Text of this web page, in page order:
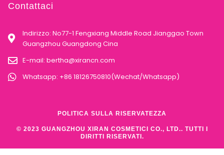
Contattaci
Indirizzo: No77-1 Fengxiang Middle Road Jianggao Town
Guangzhou Guangdong Cina
E-mail: bertha@xirancn.com
Whatsapp: +86 18126750810(Wechat/Whatsapp)
© 2023 GUANGZHOU XIRAN COSMETICI CO., LTD.. TUTTI I
DIRITTI RISERVATI.
POLITICA SULLA RISERVATEZZA